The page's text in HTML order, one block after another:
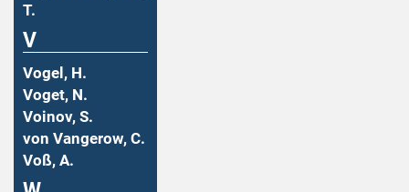
T.
V
Vogel, H.
Voget, N.
Voinov, S.
von Vangerow, C.
Voß, A.